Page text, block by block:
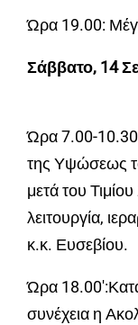
Ώρα 19.00:
Σάββατο, 14
Ώρα 7.00-
της Υψώσεως
μετά του
λειτουργία,
κ.κ. Ευσεβίου.
Ώρα
συνέχεια η